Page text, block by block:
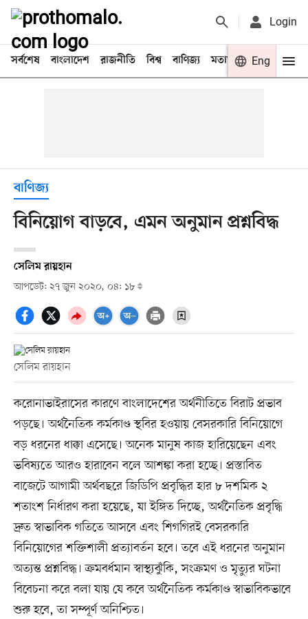
Login
সর্বশেষ বাংলাদেশ রাজনীতি বিশ্ব বাণিজ্য মতামত খেলা
Eng
বাণিজ্য
বিনিয়োগ বাড়বে, এমন অনুমান প্রশ্নবিদ্ধ
সেলিম রায়হান
আপডেট: ২৭ জুন ২০২০, ০৪: ১৮
সেলিম রায়হান
করোনাভাইরাসের কারণে বাংলাদেশের অর্থনীতিতে বিরাট প্রভাব
পড়ছে। অর্থনৈতিক কর্মকাণ্ড স্থবির হওয়ায় বেসরকারি বিনিয়োগে
বড় ধরনের ধাক্কা এসেছে। অনেক মানুষ কাজ হারিয়েছেন এবং
ভবিষ্যতে আরও হারাবেন বলে আশঙ্কা করা হচ্ছে। প্রস্তাবিত
বাজেটে আগামী অর্থবছরে জিডিপি প্রবৃদ্ধির হার ৮ দশমিক ২
শতাংশ নির্ধারণ করা হয়েছে, যা ইঙ্গিত দিচ্ছে, অর্থনৈতিক প্রবৃদ্ধি
দ্রুত স্বাভাবিক গতিতে আসবে এবং শিগগিরই বেসরকারি
বিনিয়োগের শক্তিশালী প্রত্যাবর্তন হবে। তবে এই ধরনের অনুমান
অত্যন্ত প্রশ্নবিদ্ধ। ক্রমবর্ধমান স্বাস্থ্যঝুঁকি, সংক্রমণ ও মৃত্যুর ঘটনা
বিবেচনা করে বলা যায় যে কবে অর্থনৈতিক কর্মকাণ্ড স্বাভাবিকভাবে
শুরু হবে, তা সম্পূর্ণ অনিশ্চিত।